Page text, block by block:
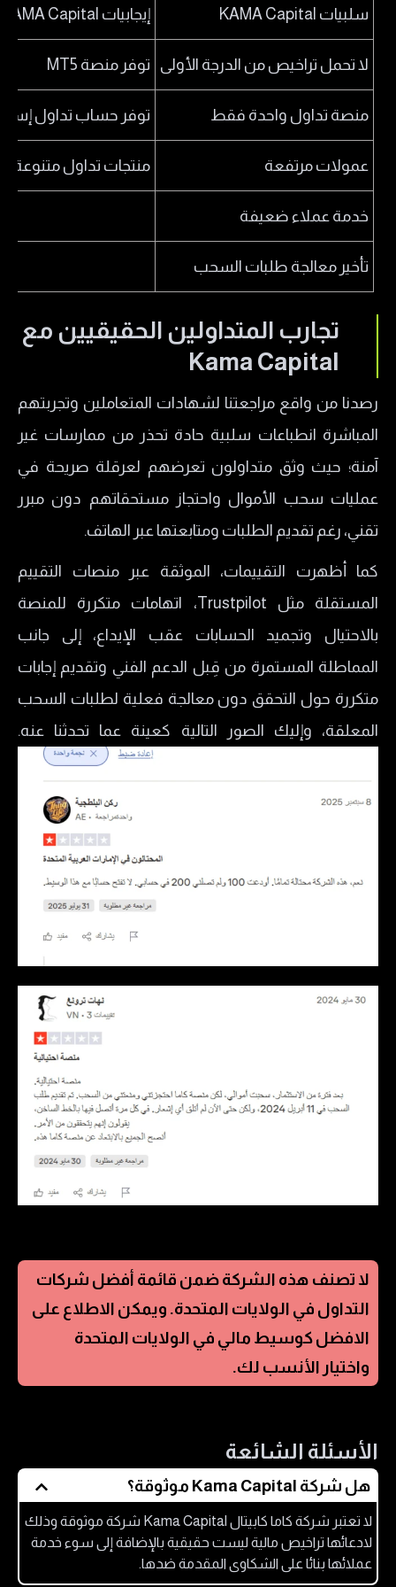
سلبيات KAMA Capital إيجابيات KAMA Capital
لا تحمل تراخيص من الدرجة الأولى توفر منصة MT5
منصة تداول واحدة فقط توفر حساب تداول
عمولات مرتفعة منتجات تداول متنوعة
خدمة عملاء ضعيفة
تأخير معالجة طلبات السحب
تجارب المتداولين الحقيقيين مع
Kama Capital
​رصدنا من واقع مراجعتنا لشهادات المتعاملين وتجربتهم
المباشرة انطباعات سلبية حادة تحذر من ممارسات غير
آمنة؛ حيث وثق متداولون تعرضهم لعرقلة صريحة في
عمليات سحب الأموال واحتجاز مستحقاتهم دون مبرر
تقني، رغم تقديم الطلبات ومتابعتها عبر الهاتف.
كما أظهرت التقييمات، الموثقة عبر منصات التقييم
المستقلة مثل Trustpilot، اتهامات متكررة للمنصة
بالاحتيال وتجميد الحسابات عقب الإيداع، إلى جانب
المماطلة المستمرة من قِبل الدعم الفني وتقديم إجابات
متكررة حول التحقق دون معالجة فعلية لطلبات السحب
المعلقة، وإليك الصور التالية كعينة عما تحدثنا عنه.
لا تصنف هذه الشركة ضمن قائمة أفضل شركات
التداول في الولايات المتحدة. ويمكن الاطلاع على
الافضل كوسيط مالي في الولايات المتحدة
واختيار الأنسب لك.
الأسئلة الشائعة
هل شركة Kama Capital موثوقة؟
لا تعتبر شركة كاما كابيتال Kama Capital شركة موثوقة وذلك
لادعائها تراخيص مالية ليست حقيقية بالإضافة إلى سوء خدمة
عملائها بنائا على الشكاوى المقدمة ضدها.